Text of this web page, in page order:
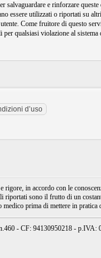
salvaguardare e rinforzare
essere utilizzati o riportati su
Come fruitore di questo
qualsiasi violazione al sistema
in accordo con le
sono il frutto di un
prima di mettere in
- CF: 94130950218 - p.IVA: